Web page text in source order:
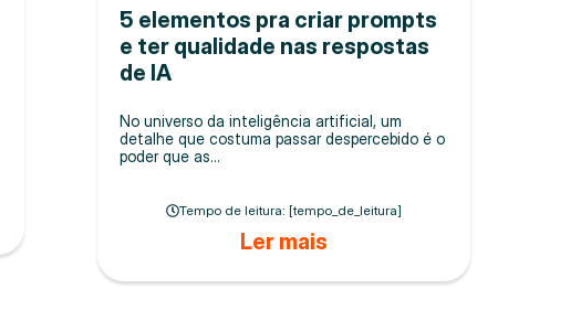
5 elementos pra criar prompts
e ter qualidade nas respostas
de IA
No universo da inteligência artificial, um
detalhe que costuma passar despercebido é o
poder que as...
Tempo de leitura: [tempo_de_leitura]
Ler mais